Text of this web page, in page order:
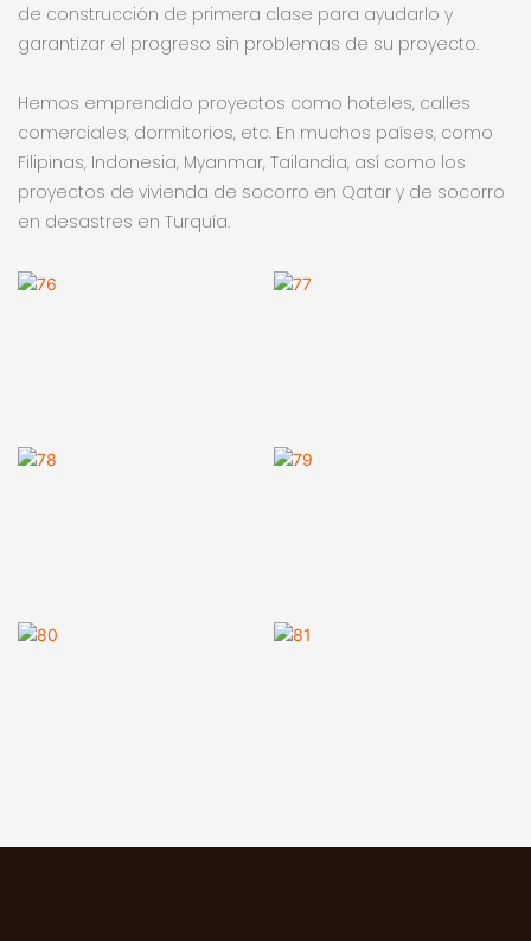
de construcción de primera clase para ayudarlo y
garantizar el progreso sin problemas de su proyecto.
Hemos emprendido proyectos como hoteles, calles
comerciales, dormitorios, etc. En muchos países, como
Filipinas, Indonesia, Myanmar, Tailandia, así como los
proyectos de vivienda de socorro en Qatar y de socorro
en desastres en Turquía.